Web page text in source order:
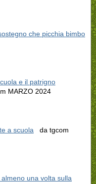
che picchia bimbo
e il patrigno
MARZO 2024
a scuola da tgcom
una volta sulla